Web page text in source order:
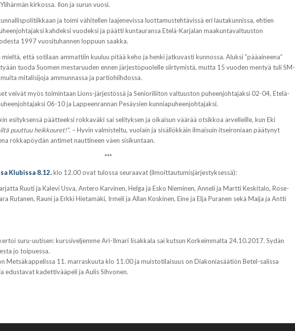
kirkossa. Ilon ja surun vuosi.
ja toimi vähitellen laajenevissa luottamustehtävissä eri lautakunnissa, ehtien
kahdeksi vuodeksi ja päätti kuntauransa Etelä-Karjalan maakuntavaltuuston
1997 vuosituhannen loppuun saakka.
että sotilaan ammattiin kuuluu pitää keho ja henki jatkuvasti kunnossa. Aluksi ”pääaineena”
tuoda Suomen mestaruuden ennen järjestöpuolelle siirtymistä, mutta 15 vuoden mentyä tuli SM-
mitalisijoja ammunnassa ja partiohiihdossa.
veivät myös toimintaan Lions-järjestössä ja Senioriliiton valtuuston puheenjohtajaksi 02-04, Etelä-
06-10 ja Lappeenrannan Pesäysien kunniapuheenjohtajaksi.
esityksensä päätteeksi rokkaväki sai selityksen ja oikaisun väärää otsikkoa arvelleille, kun Eki
puuttuu heikkouret!”. – Hyvin valmisteltu, vuolain ja sisällökkäin ilmaisuin itseironiaan päätynyt
rokkapöydän antimet nauttineen väen sisikuntaan.
***
Klubissa 8.12.klo 12.00 ovat tulossa seuraavat (ilmoittautumisjärjestyksessä):
Ruuti ja Kalevi Usva, Antero Karvinen, Helga ja Esko Nieminen, Anneli ja Martti Keskitalo, Rose-
Rutanen, Rauni ja Erkki Hietamäki, Irmeli ja Allan Koskinen, Eine ja Elja Puranen sekä Maija ja Antti
suru-uutisen: kurssiveljemme Ari-Ilmari Iisakkala sai kutsun Korkeimmalta 24.10.2017. Sydän
jo toipuessa.
Metsäkappelissa 11. marraskuuta klo 11.00 ja muistotilaisuus on Diakoniasäätiön Betel-salissa
edustavat kadettivääpeli ja Aulis Sihvonen.